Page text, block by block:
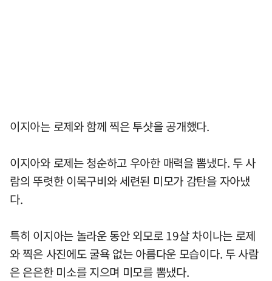
이지아는 로제와 함께 찍은 투샷을 공개했다.
이지아와 로제는 청순하고 우아한 매력을 뽐냈다. 두 사
람의 뚜렷한 이목구비와 세련된 미모가 감탄을 자아냈
다.
특히 이지아는 놀라운 동안 외모로 19살 차이나는 로제
와 찍은 사진에도 굴욕 없는 아름다운 모습이다. 두 사람
은 은은한 미소를 지으며 미모를 뽐냈다.